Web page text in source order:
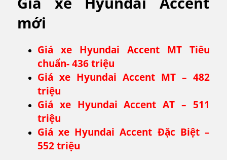
mới
Giá xe Hyundai Accent MT Tiêu
chuẩn- 436 triệu
Giá xe Hyundai Accent MT – 482
triệu
Giá xe Hyundai Accent AT – 511
triệu
Giá xe Hyundai Accent Đặc Biệt –
552 triệu